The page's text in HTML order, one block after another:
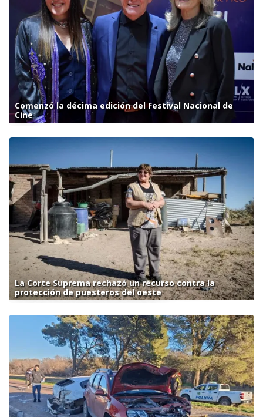
Comenzó la décima edición del Festival Nacional de
Cine
La Corte Suprema rechazó un recurso contra la
protección de puesteros del oeste